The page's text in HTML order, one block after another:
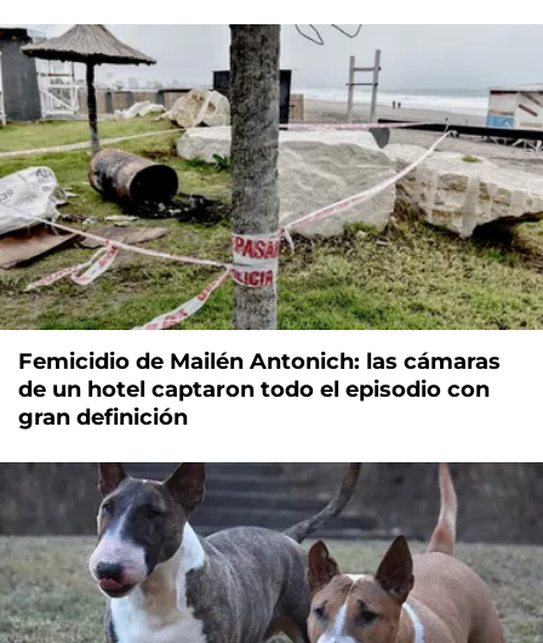
Femicidio de Mailén Antonich: las cámaras
de un hotel captaron todo el episodio con
gran definición